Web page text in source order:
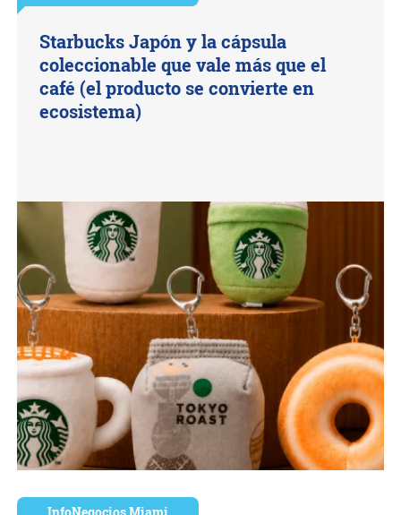
Starbucks Japón y la cápsula
coleccionable que vale más que el
café (el producto se convierte en
ecosistema)